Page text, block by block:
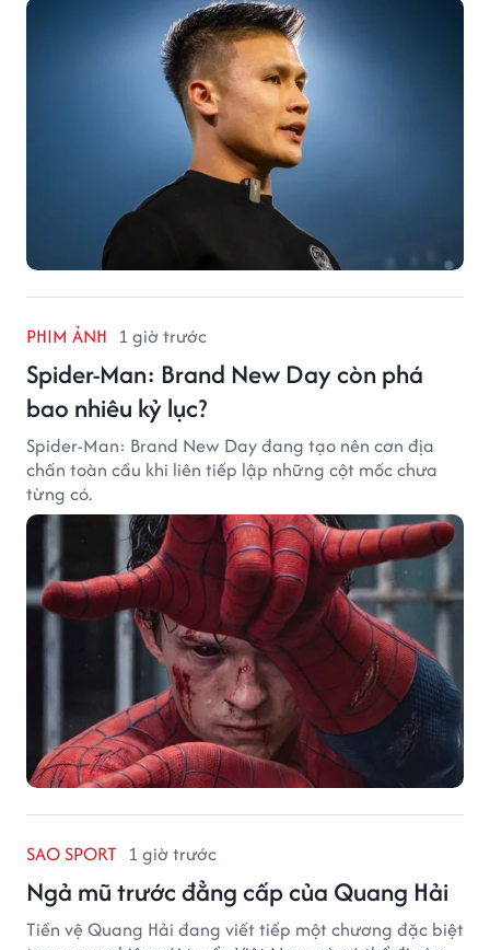
PHIM ẢNH 1 giờ trước
Spider-Man: Brand New Day còn phá
bao nhiêu kỷ lục?
Spider-Man: Brand New Day đang tạo nên cơn địa
chấn toàn cầu khi liên tiếp lập những cột mốc chưa
từng có.
SAO SPORT 1 giờ trước
Ngả mũ trước đẳng cấp của Quang Hải
Tiền vệ Quang Hải đang viết tiếp một chương đặc biệt